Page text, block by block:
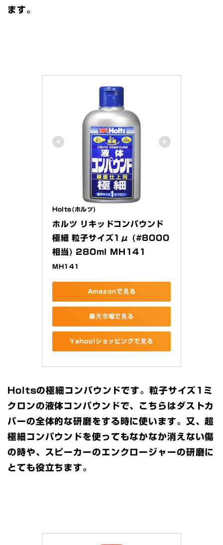
ます。
Holts(ホルツ)
ホルツ リキッドコンパウンド
極細 粒子サイズ1μ (#8000
相当) 280ml MH141
MH141
Amazonで見る
楽天市場で見る
Yahoo!ショッピングで見る
Holtsの極細コンパウンドです。粒子サイズ1ミ
クロンの液体コンパウンドで、こちらはダストカ
バーの全体的な研磨をする時に使います。又、超
極細コンパウンドを使ってもなかなか消えない傷
の時や、スピーカーのエンクロージャーの研磨に
とても役立ちます。